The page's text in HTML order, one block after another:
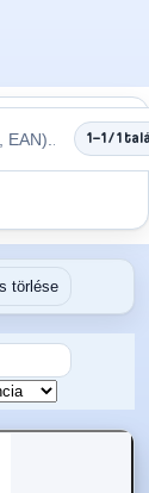
1–1 / 1
törlése